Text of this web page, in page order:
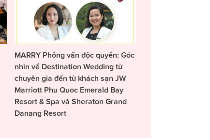
MARRY Phỏng vấn độc quyền: Góc
nhìn về Destination Wedding từ
chuyên gia đến từ khách sạn JW
Marriott Phu Quoc Emerald Bay
Resort & Spa và Sheraton Grand
Danang Resort